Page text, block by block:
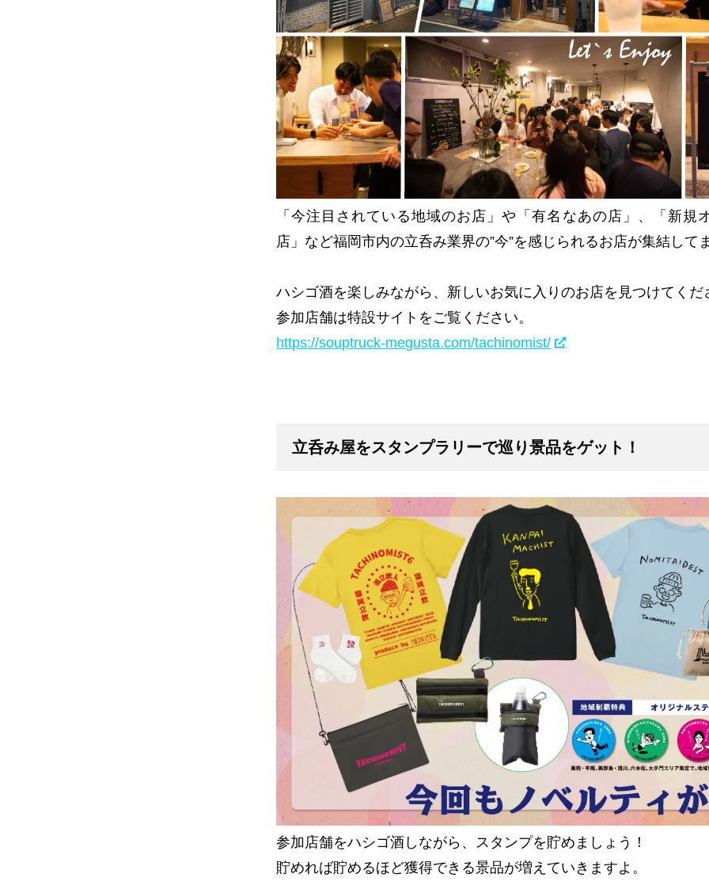
「今注目されている地域のお店」や「有名なあの店」、「新規
店」など福岡市内の立呑み業界の”今”を感じられるお店が集結して
ハシゴ酒を楽しみながら、新しいお気に入りのお店を見つけてくだ
参加店舗は特設サイトをご覧ください。
https://souptruck-megusta.com/tachinomist/
立呑み屋をスタンプラリーで巡り景品をゲット！
参加店舗をハシゴ酒しながら、スタンプを貯めましょう！
貯めれば貯めるほど獲得できる景品が増えていきますよ。